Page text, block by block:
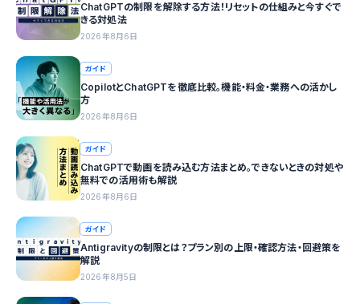
ChatGPTの制限を解除する方法！リセットの仕組みと今すぐで
きる対処法
2026年8月6日
ガイド
CopilotとChatGPTを徹底比較。機能・料金・業務への活かし
方
2026年8月6日
ガイド
ChatGPTで動画を読み込む方法まとめ。できないときの対処や
無料での活用術も解説
2026年8月6日
ガイド
Antigravityの制限とは？プラン別の上限・確認方法・回避策を
解説
2026年8月5日